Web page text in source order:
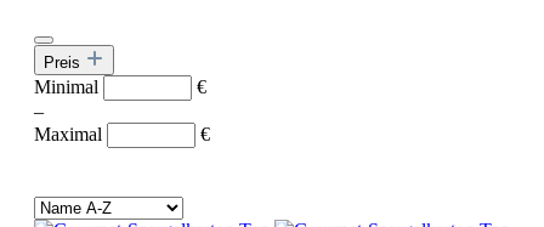
Preis
Minimal
€
–
Maximal
€